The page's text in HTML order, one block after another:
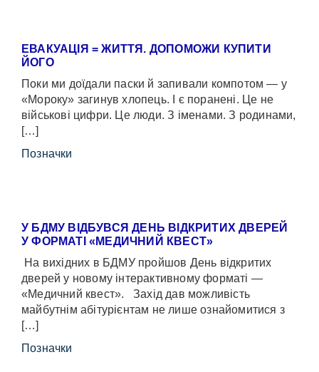
ЕВАКУАЦІЯ = ЖИТТЯ. ДОПОМОЖИ КУПИТИ
ЙОГО
Поки ми доїдали паски й запивали компотом — у
«Мороку» загинув хлопець. І є поранені. Це не
військові цифри. Це люди. З іменами. З родинами,
[…]
Позначки
У БДМУ ВІДБУВСЯ ДЕНЬ ВІДКРИТИХ ДВЕРЕЙ
У ФОРМАТІ «МЕДИЧНИЙ КВЕСТ»
На вихідних в БДМУ пройшов День відкритих
дверей у новому інтерактивному форматі —
«Медичний квест». Захід дав можливість
майбутнім абітурієнтам не лише ознайомитися з
[…]
Позначки